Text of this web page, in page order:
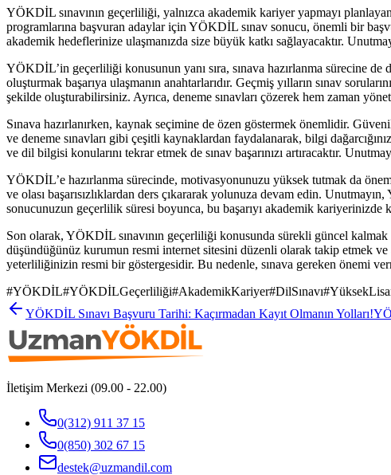
YÖKDİL sınavının geçerliliği, yalnızca akademik kariyer yapmayı
programlarına başvuran adaylar için YÖKDİL sınav sonucu, önemli bir
akademik hedeflerinize ulaşmanızda size büyük katkı sağlayacaktır.
YÖKDİL’in geçerliliği konusunun yanı sıra, sınava hazırlanma sürecine
oluşturmak başarıya ulaşmanın anahtarlarıdır. Geçmiş yılların sınav
şekilde oluşturabilirsiniz. Ayrıca, deneme sınavları çözerek hem zaman
Sınava hazırlanırken, kaynak seçimine de özen göstermek önemlidir.
ve deneme sınavları gibi çeşitli kaynaklardan faydalanarak, bilgi
ve dil bilgisi konularını tekrar etmek de sınav başarınızı artıracaktır.
YÖKDİL’e hazırlanma sürecinde, motivasyonunuzu yüksek tutmak da
ve olası başarısızlıklardan ders çıkararak yolunuza devam edin.
sonucunuzun geçerlilik süresi boyunca, bu başarıyı akademik
Son olarak, YÖKDİL sınavının geçerliliği konusunda sürekli güncel
düşündüğünüz kurumun resmi internet sitesini düzenli olarak takip etmek
yeterliliğinizin resmi bir göstergesidir. Bu nedenle, sınava gereken önemi
#YÖKDİL#YÖKDİLGeçerliliği#AkademikKariyer#DilSınavı#
YÖKDİL Sınavı Başvuru Tarihi: Kaçırmadan Kayıt Olmanın Yolları!
İletişim Merkezi (09.00 - 22.00)
0(312) 911 37 15
0(850) 302 67 15
destek@uzmandil.com